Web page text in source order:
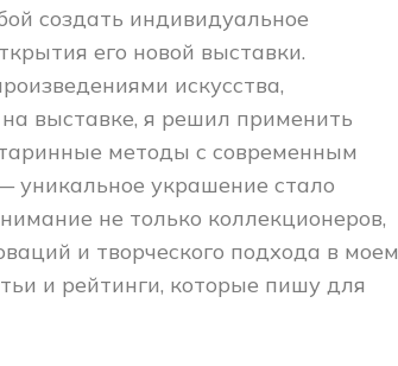
создать индивидуальное
его новой выставки.
искусства,
выставке, я решил применить
методы с современным
уникальное украшение стало
не только коллекционеров,
и творческого подхода в моем
и рейтинги, которые пишу для